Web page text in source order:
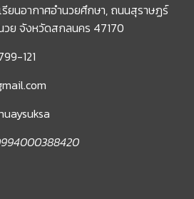
รียนอากาศอำนวยศึกษา, ถนนสุราษฏร์
วย จังหวัดสกลนคร 47170
121